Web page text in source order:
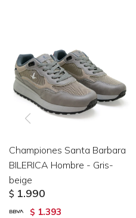
Championes Santa Barbara
BILERICA Hombre - Gris-
beige
$ 1.990
$ 1.393